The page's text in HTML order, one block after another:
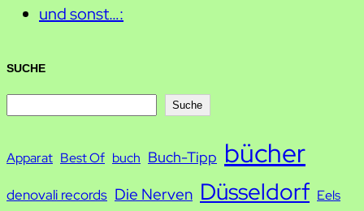
und sonst…:
SUCHE
c
Suche
Apparat Best Of buch Buch-Tipp bücher
denovali records Die Nerven Düsseldorf Eels